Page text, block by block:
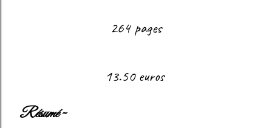
264 pages
13.50 euros
Résumé ~